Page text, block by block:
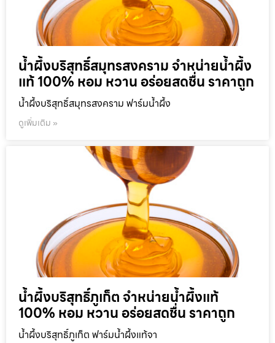
น้ำผึ้งบริสุทธิ์สมุทรสงคราม จำหน่ายน้ำผึ้ง
แท้ 100% หอม หวาน อร่อยสดชื่น ราคาถูก
น้ำผึ้งบริสุทธิ์สมุทรสงคราม ฟาร์มน้ำผึ้ง
ดูเพิ่มเติม »
น้ำผึ้งบริสุทธิ์ภูเก็ต จำหน่ายน้ำผึ้งแท้
100% หอม หวาน อร่อยสดชื่น ราคาถูก
น้ำผึ้งบริสุทธิ์ภูเก็ต ฟาร์มน้ำผึ้งแท้จา